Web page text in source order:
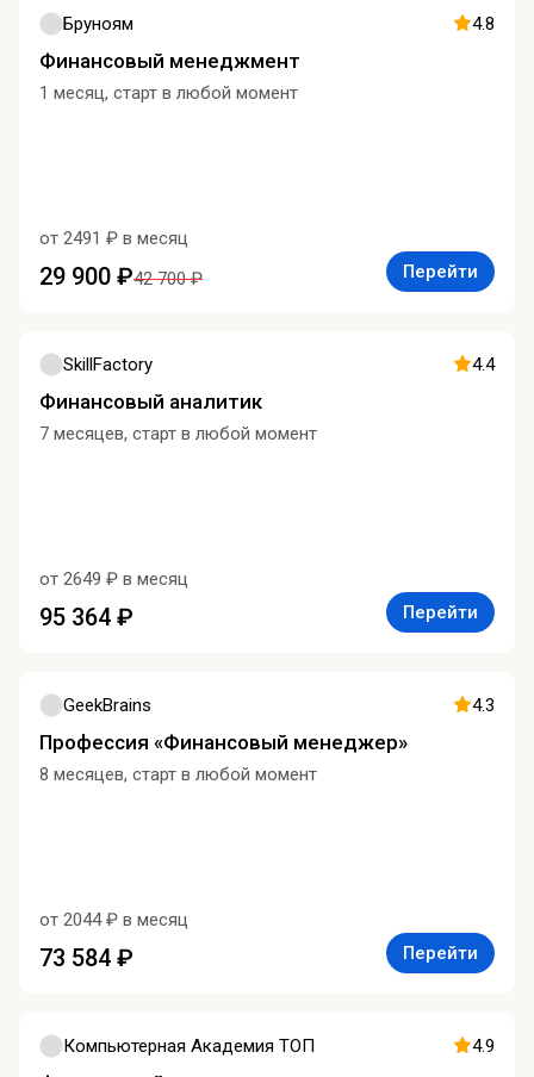
Бруноям 4.8
Финансовый менеджмент
1 месяц, старт в любой момент
от 2491 ₽ в месяц
29 900 ₽42 700 ₽ Перейти
SkillFactory 4.4
Финансовый аналитик
7 месяцев, старт в любой момент
от 2649 ₽ в месяц
95 364 ₽ Перейти
GeekBrains 4.3
Профессия «Финансовый менеджер»
8 месяцев, старт в любой момент
от 2044 ₽ в месяц
73 584 ₽ Перейти
Компьютерная Академия ТОП 4.9